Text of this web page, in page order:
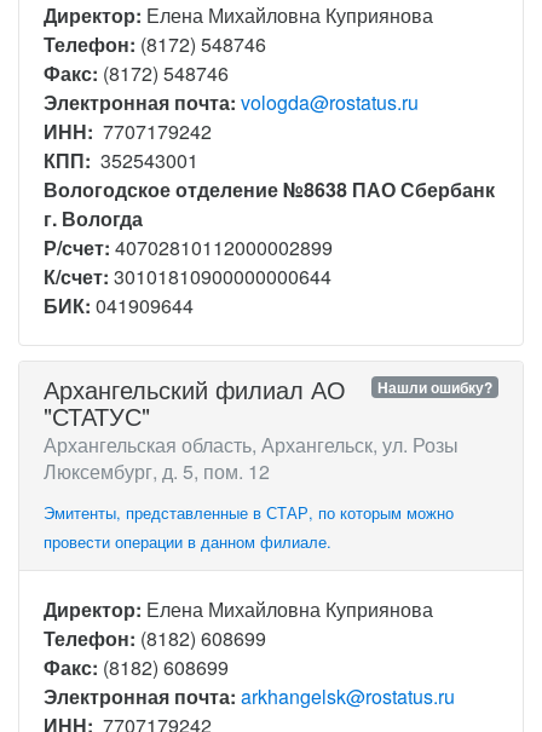
Директор: Елена Михайловна Куприянова
Телефон: (8172) 548746
Факс: (8172) 548746
Электронная почта: vologda@rostatus.ru
ИНН: 7707179242
КПП: 352543001
Вологодское отделение №8638 ПАО Сбербанк
г. Вологда
Р/счет: 40702810112000002899
К/счет: 30101810900000000644
БИК: 041909644
Нашли ошибку?
Архангельский филиал АО
"СТАТУС"
Архангельская область, Архангельск, ул. Розы
Люксембург, д. 5, пом. 12
Эмитенты, представленные в СТАР, по которым можно
провести операции в данном филиале.
Директор: Елена Михайловна Куприянова
Телефон: (8182) 608699
Факс: (8182) 608699
Электронная почта: arkhangelsk@rostatus.ru
ИНН: 7707179242